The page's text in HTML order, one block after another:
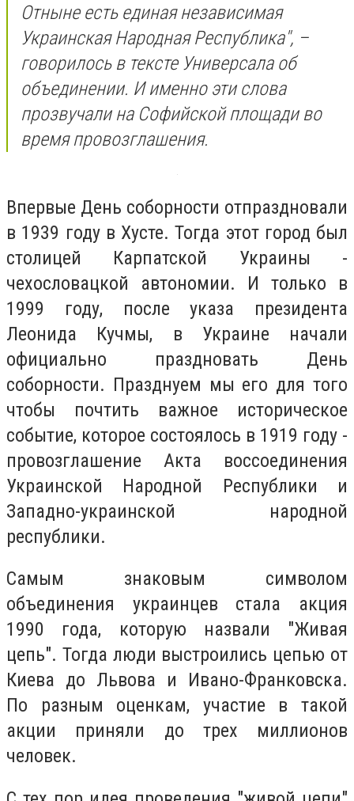
Отныне есть единая независимая
Украинская Народная Республика", –
говорилось в тексте Универсала об
объединении. И именно эти слова
прозвучали на Софийской площади во
время провозглашения.
Впервые День соборности отпраздновали
в 1939 году в Хусте. Тогда этот город был
столицей Карпатской Украины -
чехословацкой автономии. И только в
1999 году, после указа президента
Леонида Кучмы, в Украине начали
официально праздновать День
соборности. Празднуем мы его для того
чтобы почтить важное историческое
событие, которое состоялось в 1919 году -
провозглашение Акта воссоединения
Украинской Народной Республики и
Западно-украинской народной
республики.
Самым знаковым символом
объединения украинцев стала акция
1990 года, которую назвали "Живая
цепь". Тогда люди выстроились цепью от
Киева до Львова и Ивано-Франковска.
По разным оценкам, участие в такой
акции приняли до трех миллионов
человек.